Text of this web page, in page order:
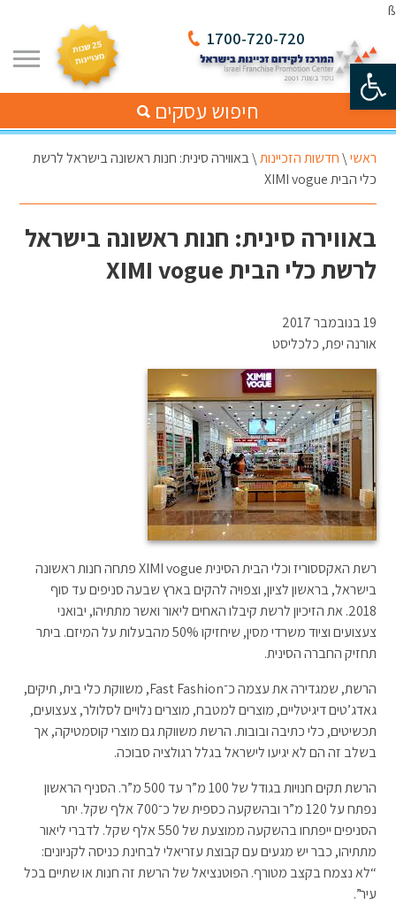
פתח סרגל נגישות
ß
1700-720-720
חיפוש עסקים
ראשי\חדשות הזכיינות\באווירה סינית: חנות ראשונה בישראל לרשת
כלי הבית XIMI vogue
באווירה סינית: חנות ראשונה בישראל
לרשת כלי הבית XIMI vogue
19 בנובמבר 2017
אורנה יפת, כלכליסט
רשת האקססוריז וכלי הבית הסינית XIMI vogue פתחה חנות ראשונה
בישראל, בראשון לציון, וצפויה להקים בארץ שבעה סניפים עד סוף
2018. את הזיכיון לרשת קיבלו האחים ליאור ואשר מתתיהו, יבואני
צעצועים וציוד משרדי מסין, שיחזיקו 50% מהבעלות על המיזם. ביתר
תחזיק החברה הסינית.
הרשת, שמגדירה את עצמה כ־Fast Fashion, משווקת כלי בית, תיקים,
גאדג’טים דיגיטליים, מוצרים למטבח, מוצרים נלויים לסלולר, צעצועים,
תכשיטים, כלי כתיבה ובובות. הרשת משווקת גם מוצרי קוסמטיקה, אך
בשלב זה הם לא יגיעו לישראל בגלל רגולציה סבוכה.
הרשת תקים חנויות בגודל של 100 מ”ר עד 500 מ”ר. הסניף הראשון
נפתח על 120 מ”ר ובהשקעה כספית של כ־700 אלף שקל. יתר
הסניפים ייפתחו בהשקעה ממוצעת של 550 אלף שקל. לדברי ליאור
מתתיהו, כבר יש מגעים עם קבוצת עזריאלי לבחינת כניסה לקניונים:
“לא נצמח בקצב מטורף. הפוטנציאל של הרשת זה חנות או שתיים בכל
עיר”.